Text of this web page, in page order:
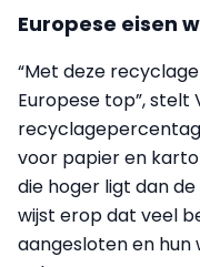
Europese eisen
“Met deze
Europese top”, stelt
voor papier en
die hoger ligt dan
wijst erop dat veel
aangesloten en